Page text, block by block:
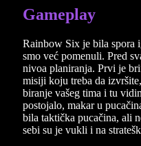
Gameplay
Rainbow Six je bila spora
smo već pomenuli. Pred
nivoa planiranja. Prvi je
misiji koju treba da
biranje vašeg tima i tu
postojalo, makar u
bila taktička pucačina, ali
sebi su je vukli i na